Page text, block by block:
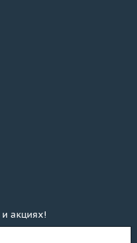
акциях!